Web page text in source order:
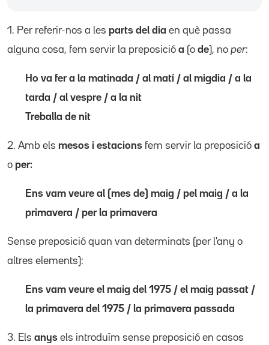
1. Per referir-nos a les parts del dia en què passa
alguna cosa, fem servir la preposició a (o de), no per:
Ho va fer a la matinada / al matí / al migdia / a la
tarda / al vespre / a la nit
Treballa de nit
2. Amb els mesos i estacions fem servir la preposició a
o per:
Ens vam veure al (mes de) maig / pel maig / a la
primavera / per la primavera
Sense preposició quan van determinats (per l'any o
altres elements):
Ens vam veure el maig del 1975 / el maig passat /
la primavera del 1975 / la primavera passada
3. Els anys els introduïm sense preposició en casos